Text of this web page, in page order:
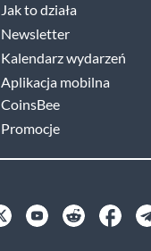
Jak to działa
Newsletter
Kalendarz wydarzeń
Aplikacja mobilna
CoinsBee
Promocje